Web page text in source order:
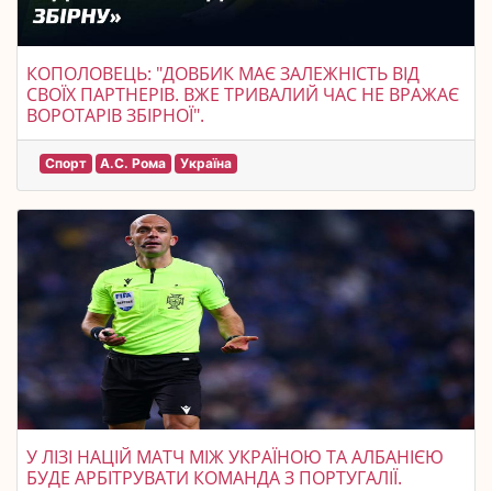
КОПОЛОВЕЦЬ: "ДОВБИК МАЄ ЗАЛЕЖНІСТЬ ВІД
СВОЇХ ПАРТНЕРІВ. ВЖЕ ТРИВАЛИЙ ЧАС НЕ ВРАЖАЄ
ВОРОТАРІВ ЗБІРНОЇ".
Спорт А.С. Рома Україна
У ЛІЗІ НАЦІЙ МАТЧ МІЖ УКРАЇНОЮ ТА АЛБАНІЄЮ
БУДЕ АРБІТРУВАТИ КОМАНДА З ПОРТУГАЛІЇ.